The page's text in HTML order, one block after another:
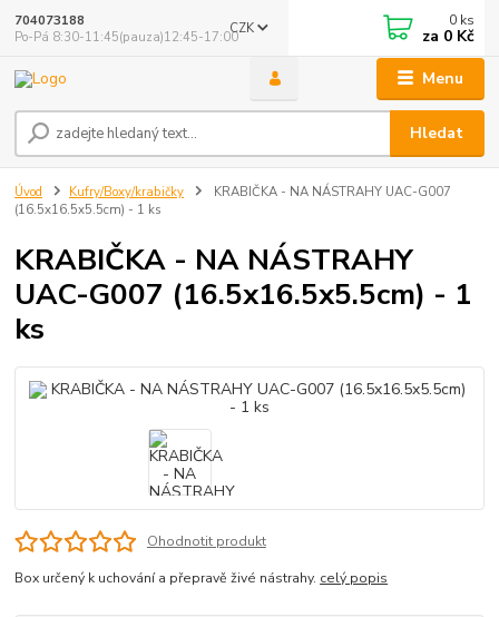
Menu
CZK
Hledat
704073188
Po-Pá 8:30-11:45(pauza)12:45-17:00
0 ks
za 0 Kč
Úvod Kufry/Boxy/krabičky
KRABIČKA - NA NÁSTRAHY UAC-G007
(16.5x16.5x5.5cm) - 1 ks
KRABIČKA - NA NÁSTRAHY
UAC-G007 (16.5x16.5x5.5cm) - 1
ks
Ohodnotit produkt
Box určený k uchování a přepravě živé nástrahy. celý popis